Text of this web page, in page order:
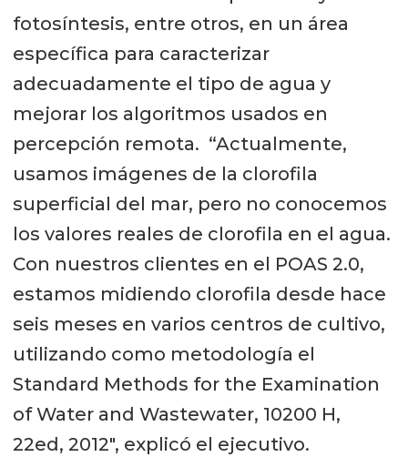
fotosíntesis, entre otros, en un área
específica para caracterizar
adecuadamente el tipo de agua y
mejorar los algoritmos usados en
percepción remota. “Actualmente,
usamos imágenes de la clorofila
superficial del mar, pero no conocemos
los valores reales de clorofila en el agua.
Con nuestros clientes en el POAS 2.0,
estamos midiendo clorofila desde hace
seis meses en varios centros de cultivo,
utilizando como metodología el
Standard Methods for the Examination
of Water and Wastewater, 10200 H,
22ed, 2012", explicó el ejecutivo.